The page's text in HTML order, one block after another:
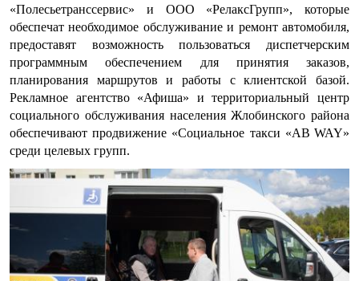
«Полесьетранссервис» и ООО «РелаксГрупп», которые
обеспечат необходимое обслуживание и ремонт автомобиля,
предоставят возможность пользоваться диспетчерским
программным обеспечением для принятия заказов,
планирования маршрутов и работы с клиентской базой.
Рекламное агентство «Афиша» и территориальный центр
социального обслуживания населения Жлобинского района
обеспечивают продвижение «Социальное такси «AB WAY»
среди целевых групп.